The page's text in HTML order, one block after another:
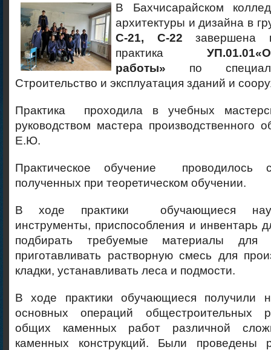
В Бахчисарайском
архитектуры и дизайна в
С-21, С-22 завершена
практика УП.01.01«
работы» по
Строительство и эксплуатация зданий и
Практика проходила в учебных
руководством мастера производственного
Е.Ю.
Практическое обучение проводилось
полученных при теоретическом обучении.
В ходе практики обучающиеся
инструменты, приспособления и инвентарь
подбирать требуемые материалы для
приготавливать растворную смесь для
кладки, устанавливать леса и подмости.
В ходе практики обучающиеся получили
основных операций общестроительных
общих каменных работ различной
каменных конструкций. Были проведены